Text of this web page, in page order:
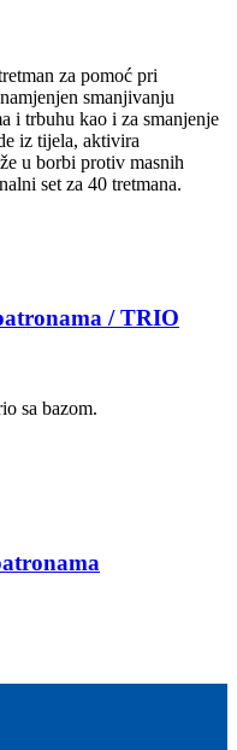
za pomoć pri
smanjivanju
i trbuhu kao i za smanjenje
iz tijela, aktivira
u borbi protiv masnih
set za 40 tretmana.
/ TRIO
sa bazom.